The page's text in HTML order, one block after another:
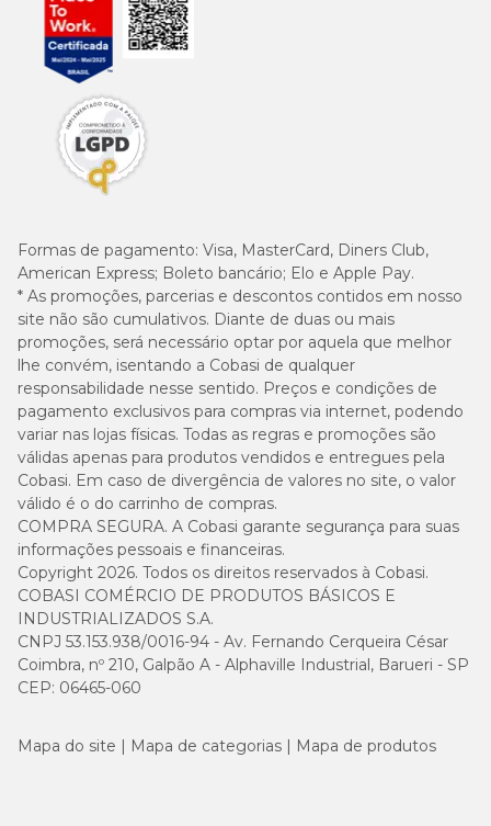
Formas de pagamento: Visa, MasterCard, Diners Club,
American Express; Boleto bancário; Elo e Apple Pay.
* As promoções, parcerias e descontos contidos em nosso
site não são cumulativos. Diante de duas ou mais
promoções, será necessário optar por aquela que melhor
lhe convém, isentando a Cobasi de qualquer
responsabilidade nesse sentido. Preços e condições de
pagamento exclusivos para compras via internet, podendo
variar nas lojas físicas. Todas as regras e promoções são
válidas apenas para produtos vendidos e entregues pela
Cobasi. Em caso de divergência de valores no site, o valor
válido é o do carrinho de compras.
COMPRA SEGURA. A Cobasi garante segurança para suas
informações pessoais e financeiras.
Copyright 2026. Todos os direitos reservados à Cobasi.
COBASI COMÉRCIO DE PRODUTOS BÁSICOS E
INDUSTRIALIZADOS S.A.
CNPJ 53.153.938/0016-94 - Av. Fernando Cerqueira César
Coimbra, nº 210, Galpão A - Alphaville Industrial, Barueri - SP
CEP: 06465-060
Mapa do site Mapa de categorias Mapa de produtos